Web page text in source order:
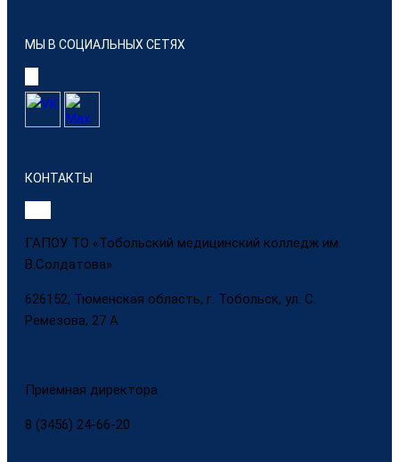
МЫ В СОЦИАЛЬНЫХ СЕТЯХ
КОНТАКТЫ
ГАПОУ ТО «Тобольский медицинский колледж им.
В.Солдатова»
626152, Тюменская область, г. Тобольск, ул. С.
Ремезова, 27 А
Приёмная директора
8 (3456) 24-66-20